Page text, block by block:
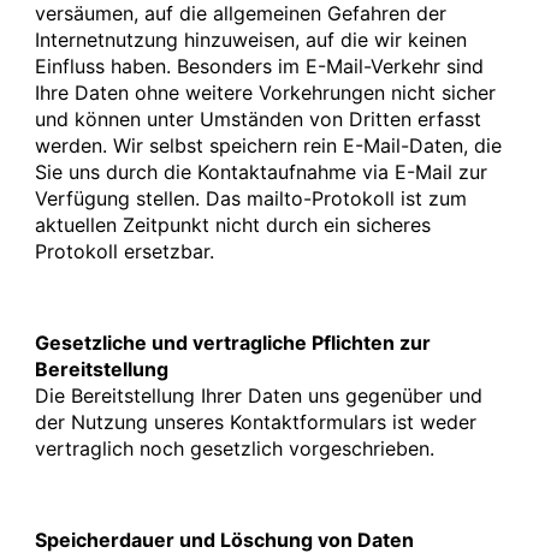
versäumen, auf die allgemeinen Gefahren der
Internetnutzung hinzuweisen, auf die wir keinen
Einfluss haben. Besonders im E-Mail-Verkehr sind
Ihre Daten ohne weitere Vorkehrungen nicht sicher
und können unter Umständen von Dritten erfasst
werden. Wir selbst speichern rein E-Mail-Daten, die
Sie uns durch die Kontaktaufnahme via E-Mail zur
Verfügung stellen. Das mailto-Protokoll ist zum
aktuellen Zeitpunkt nicht durch ein sicheres
Protokoll ersetzbar.
Gesetzliche und vertragliche Pflichten zur
Bereitstellung
Die Bereitstellung Ihrer Daten uns gegenüber und
der Nutzung unseres Kontaktformulars ist weder
vertraglich noch gesetzlich vorgeschrieben.
Speicherdauer und Löschung von Daten